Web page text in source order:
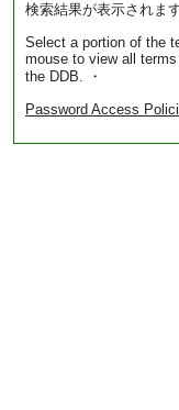
検索結果が表示されます
Select a portion of the
mouse to view all
the DDB. ・
Password Access